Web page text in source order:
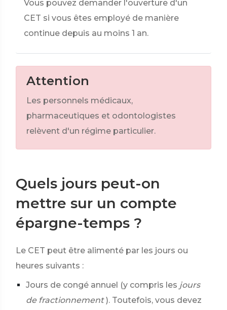
Vous pouvez demander l'ouverture d'un
CET si vous êtes employé de manière
continue depuis au moins 1 an.
Attention
Les personnels médicaux,
pharmaceutiques et odontologistes
relèvent d'un régime particulier.
Quels jours peut-on
mettre sur un compte
épargne-temps ?
Le CET peut être alimenté par les jours ou
heures suivants :
Jours de congé annuel (y compris les jours
de fractionnement ). Toutefois, vous devez